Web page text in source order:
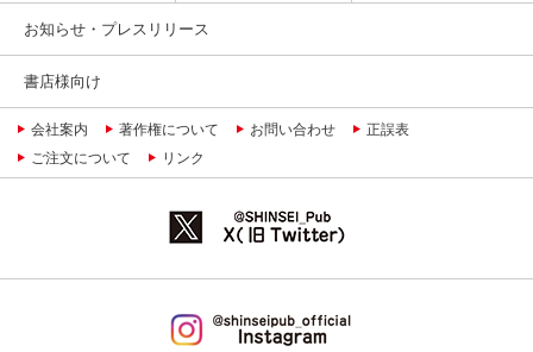
お知らせ・プレスリリース
書店様向け
会社案内 著作権について お問い合わせ
正誤表
ご注文について
リンク